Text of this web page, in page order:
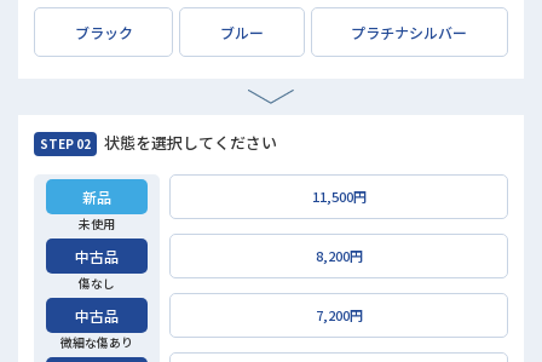
ブラック ブルー プラチナシルバー
STEP 02 状態を選択してください
新品
未使用
中古品
傷なし
中古品
微細な傷あり
11,500円
8,200円
7,200円